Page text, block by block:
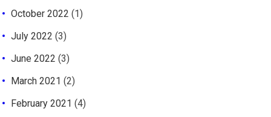
October 2022 (1)
July 2022 (3)
June 2022 (3)
March 2021 (2)
February 2021 (4)